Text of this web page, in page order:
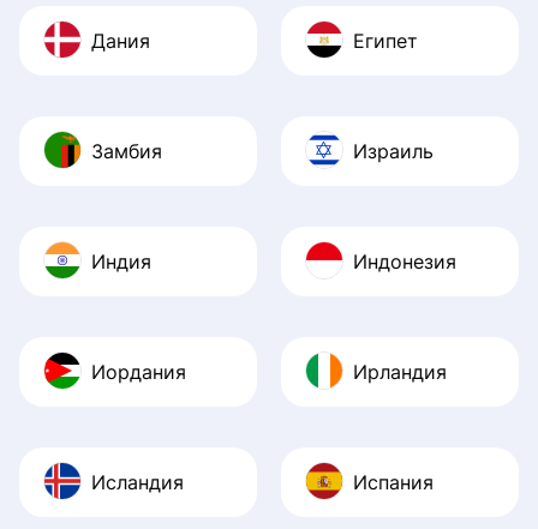
Дания Египет
Замбия Израиль
Индия Индонезия
Иордания Ирландия
Исландия Испания